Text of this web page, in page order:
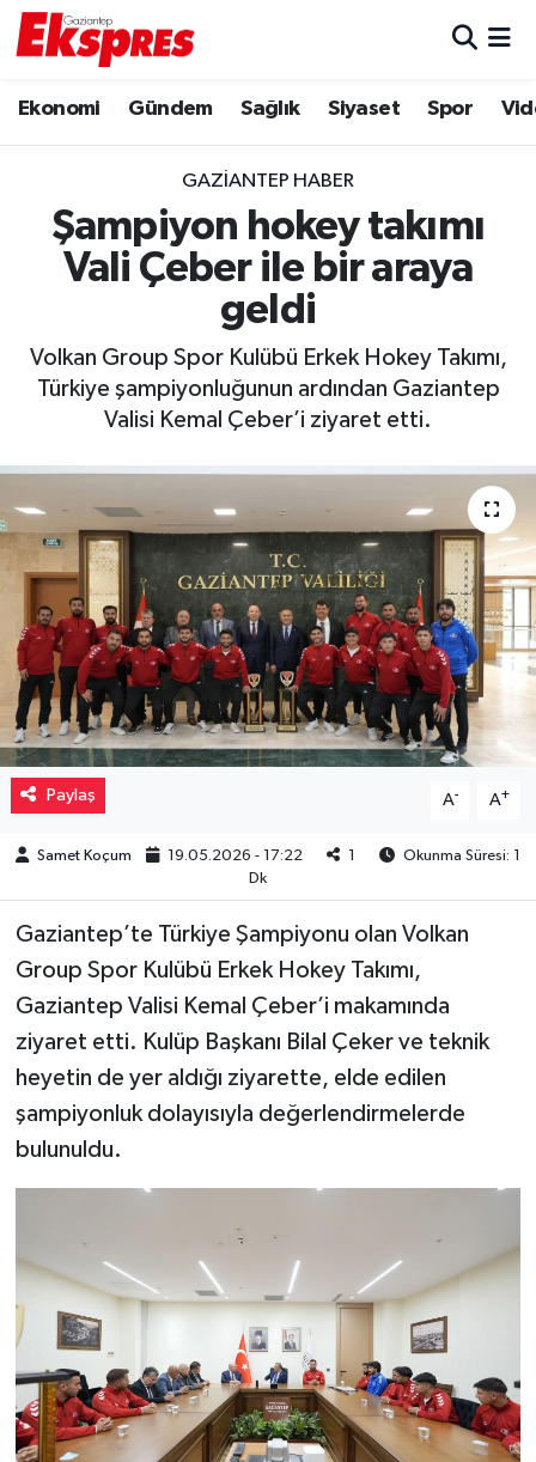
Ekonomi Gündem Sağlık Siyaset Spor
GAZIANTEP HABER
Şampiyon hokey takımı
Vali Çeber ile bir araya
geldi
Volkan Group Spor Kulübü Erkek Hokey Takımı,
Türkiye şampiyonluğunun ardından Gaziantep
Valisi Kemal Çeber’i ziyaret etti.
Paylaş A- A+
Samet Koçum 19.05.2026 - 17:22 1
Okunma Süresi: 1
Dk
Gaziantep’te Türkiye Şampiyonu olan Volkan
Group Spor Kulübü Erkek Hokey Takımı,
Gaziantep Valisi Kemal Çeber’i makamında
ziyaret etti. Kulüp Başkanı Bilal Çeker ve teknik
heyetin de yer aldığı ziyarette, elde edilen
şampiyonluk dolayısıyla değerlendirmelerde
bulunuldu.
Ekonomi
Gaziantep son dakika
Genel
Haberler
Magazin
Müzik
Piyasa
Resmi İlanlar
Sağlık
Spor
Teknoloji
Türkiye
Video Haber
Yaşam
Yeme-İçme
Yemek
Trafik Durumu
Puan Durumu ve Fikstür
Tüm Manşetler
Son Dakika Haberleri
Haber Arşivi